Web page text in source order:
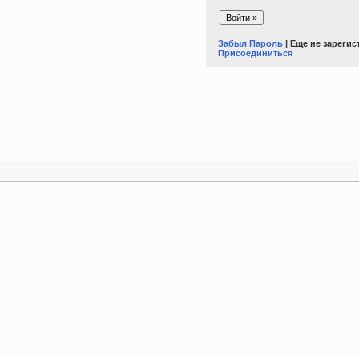
Забыл Пароль | Еще не
Присоединиться